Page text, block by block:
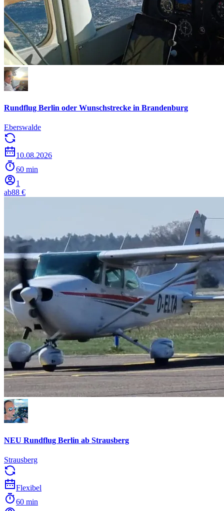
Rundflug Berlin oder Wunschstrecke in Brandenburg
Eberswalde
10.08.2026
60 min
1
ab88 €
NEU Rundflug Berlin ab Strausberg
Strausberg
Flexibel
60 min